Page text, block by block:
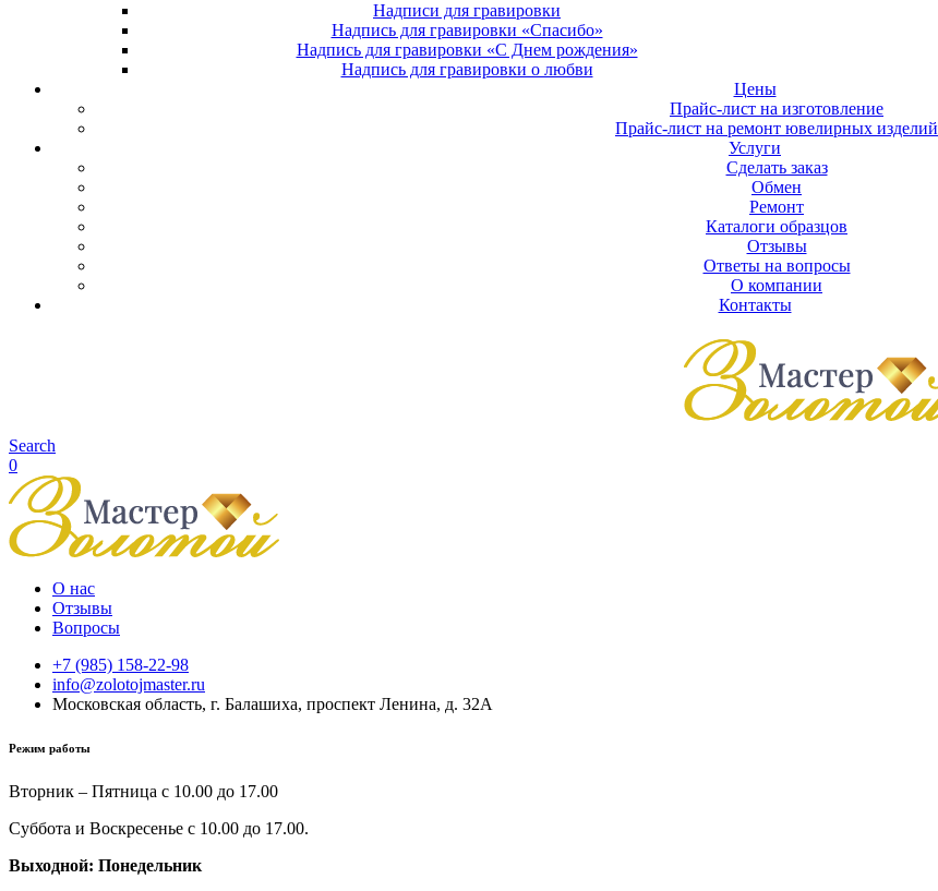
Надписи для гравировки
Надпись для гравировки «Спасибо»
Надпись для гравировки «С Днем рождения»
Надпись для гравировки о любви
Цены
Прайс-лист на изготовление
Прайс-лист на ремонт ювелирных изделий
Услуги
Сделать заказ
Обмен
Ремонт
Каталоги образцов
Отзывы
Ответы на вопросы
О компании
Контакты
Search
0
О нас
Отзывы
Вопросы
+7 (985) 158-22-98
info@zolotojmaster.ru
Московская область, г. Балашиха, проспект Ленина, д. 32А
Режим работы
Вторник – Пятница с 10.00 до 17.00
Суббота и Воскресенье с 10.00 до 17.00.
Выходной: Понедельник